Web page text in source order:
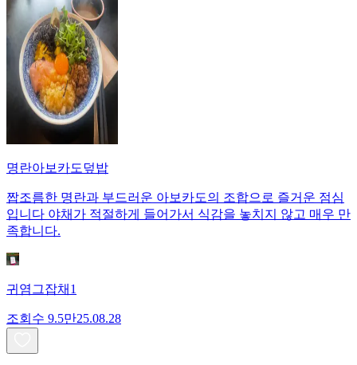
명란아보카도덮밥
짭조름한 명란과 부드러운 아보카도의 조합으로 즐거운 점심
입니다 야채가 적절하게 들어가서 식감을 놓치지 않고 매우 만
족합니다.
귀염그잡채1
조회수 9.5만25.08.28